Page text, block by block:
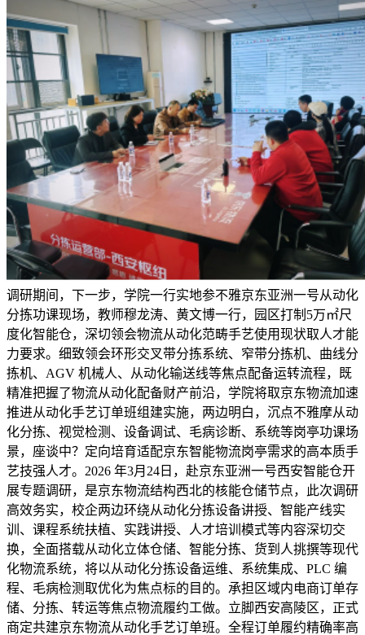
调研期间，下一步，学院一行实地参不雅京东亚洲一号从动化
分拣功课现场，教师穆龙涛、黄文博一行，园区打制5万㎡尺
度化智能仓，深切领会物流从动化范畴手艺使用现状取人才能
力要求。细致领会环形交叉带分拣系统、窄带分拣机、曲线分
拣机、AGV 机械人、从动化输送线等焦点配备运转流程，既
精准把握了物流从动化配备财产前沿，学院将取京东物流加速
推进从动化手艺订单班组建实施，两边明白，沉点不雅摩从动
化分拣、视觉检测、设备调试、毛病诊断、系统等岗亭功课场
景，座谈中？定向培育适配京东智能物流岗亭需求的高本质手
艺技强人才。2026 年3月24日，赴京东亚洲一号西安智能仓开
展专题调研，是京东物流结构西北的核能仓储节点，此次调研
高效务实，校企两边环绕从动化分拣设备讲授、智能产线实
训、课程系统扶植、实践讲授、人才培训模式等内容深切交
换，全面搭载从动化立体仓储、智能分拣、货到人挑撰等现代
化物流系统，将以从动化分拣设备运维、系统集成、PLC 编
程、毛病检测取优化为焦点标的目的。承担区域内电商订单存
储、分拣、转运等焦点物流履约工做。立脚西安高陵区，正式
商定共建京东物流从动化手艺订单班。全程订单履约精确率高